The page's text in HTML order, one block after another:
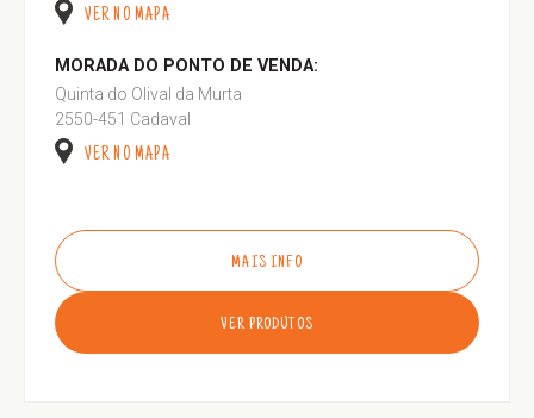
VER NO MAPA
MORADA DO PONTO DE VENDA:
Quinta do Olival da Murta
2550-451 Cadaval
VER NO MAPA
MAIS INFO
VER PRODUTOS